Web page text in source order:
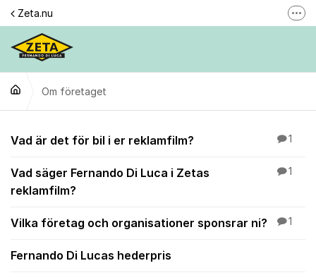
Hoppa till innehåll
Zeta.nu
Personuppgiftspolicy
Om företaget
Om företaget
Vad är det för bil i er reklamfilm? 1
Vad säger Fernando Di Luca i Zetas
reklamfilm?
1
Vilka företag och organisationer sponsrar ni? 1
Fernando Di Lucas hederpris